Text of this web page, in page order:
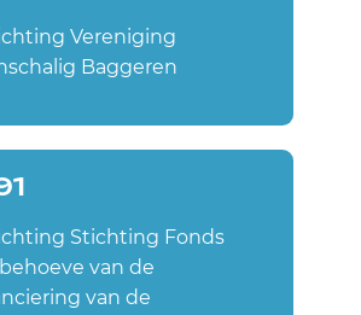
Vereniging
Baggeren
Stichting Fonds
van de
van de